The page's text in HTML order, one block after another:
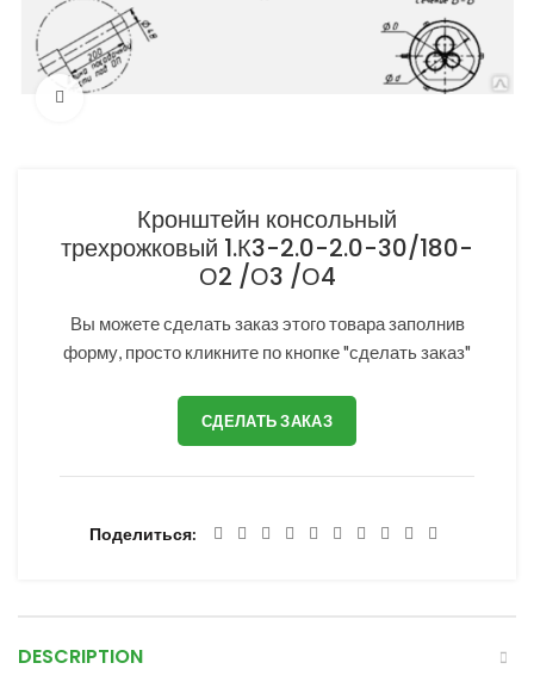
Нажмите, чтобы увеличить
Кронштейн консольный
трехрожковый 1.К3-2.0-2.0-30/180-
О2 /О3 /О4
Вы можете сделать заказ этого товара заполнив
форму, просто кликните по кнопке "сделать заказ"
СДЕЛАТЬ ЗАКАЗ
Поделиться
DESCRIPTION